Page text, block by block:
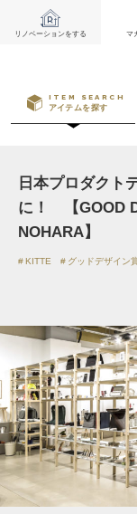
リノベーションをする マ
ITEM SEARCH
アイテムを探す
日本プロダクト
に！ 【GOOD
NOHARA】
KITTE グッドデザイン